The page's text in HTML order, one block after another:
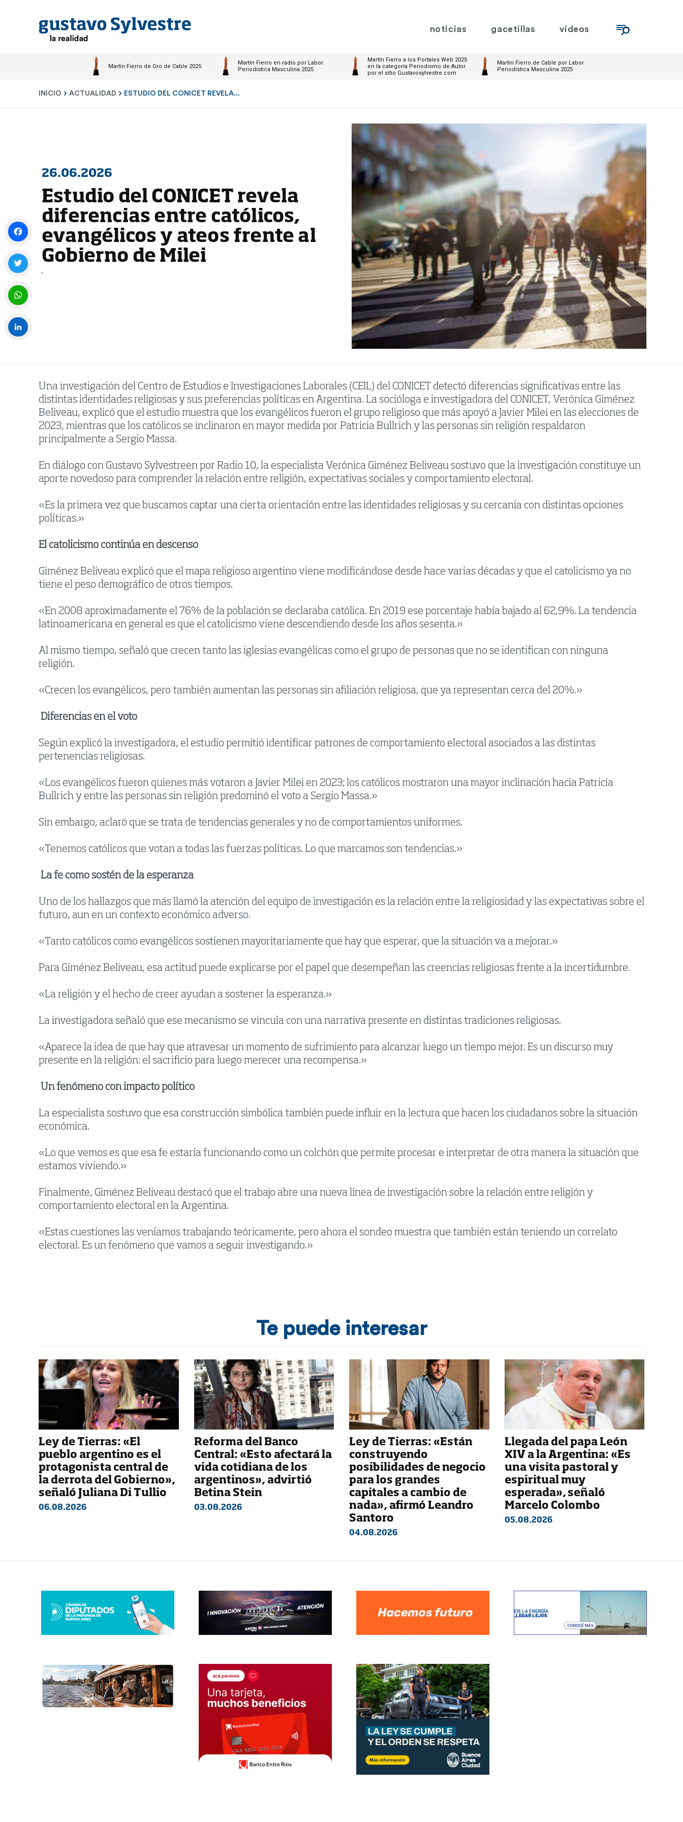
noticias gacetillas videos
Martín Fierro de Oro de Cable 2025
Martín Fierro en radio por Labor
Periodística Masculina 2025
Martín Fierro a los Portales Web 2025
en la categoría Periodismo de Autor
por el sitio Gustavosylvestre.com
Martín Fierro de Cable por Labor
Periodística Masculina 2025
INICIO ACTUALIDAD ESTUDIO DEL CONICET REVELA...
26.06.2026
Estudio del CONICET revela
diferencias entre católicos,
evangélicos y ateos frente al
Gobierno de Milei
Una investigación del Centro de Estudios e Investigaciones Laborales (CEIL) del CONICET detectó diferencias significativas entre las
distintas identidades religiosas y sus preferencias políticas en Argentina. La socióloga e investigadora del CONICET, Verónica Giménez
Beliveau, explicó que el estudio muestra que los evangélicos fueron el grupo religioso que más apoyó a Javier Milei en las elecciones de
2023, mientras que los católicos se inclinaron en mayor medida por Patricia Bullrich y las personas sin religión respaldaron
principalmente a Sergio Massa.
En diálogo con Gustavo Sylvestreen por Radio 10, la especialista Verónica Giménez Beliveau sostuvo que la investigación constituye un
aporte novedoso para comprender la relación entre religión, expectativas sociales y comportamiento electoral.
«Es la primera vez que buscamos captar una cierta orientación entre las identidades religiosas y su cercanía con distintas opciones
políticas.»
El catolicismo continúa en descenso
Giménez Beliveau explicó que el mapa religioso argentino viene modificándose desde hace varias décadas y que el catolicismo ya no
tiene el peso demográfico de otros tiempos.
«En 2008 aproximadamente el 76% de la población se declaraba católica. En 2019 ese porcentaje había bajado al 62,9%. La tendencia
latinoamericana en general es que el catolicismo viene descendiendo desde los años sesenta.»
Al mismo tiempo, señaló que crecen tanto las iglesias evangélicas como el grupo de personas que no se identifican con ninguna
religión.
«Crecen los evangélicos, pero también aumentan las personas sin afiliación religiosa, que ya representan cerca del 20%.»
Diferencias en el voto
Según explicó la investigadora, el estudio permitió identificar patrones de comportamiento electoral asociados a las distintas
pertenencias religiosas.
«Los evangélicos fueron quienes más votaron a Javier Milei en 2023; los católicos mostraron una mayor inclinación hacia Patricia
Bullrich y entre las personas sin religión predominó el voto a Sergio Massa.»
Sin embargo, aclaró que se trata de tendencias generales y no de comportamientos uniformes.
«Tenemos católicos que votan a todas las fuerzas políticas. Lo que marcamos son tendencias.»
La fe como sostén de la esperanza
Uno de los hallazgos que más llamó la atención del equipo de investigación es la relación entre la religiosidad y las expectativas sobre el
futuro, aun en un contexto económico adverso.
«Tanto católicos como evangélicos sostienen mayoritariamente que hay que esperar, que la situación va a mejorar.»
Para Giménez Beliveau, esa actitud puede explicarse por el papel que desempeñan las creencias religiosas frente a la incertidumbre.
«La religión y el hecho de creer ayudan a sostener la esperanza.»
La investigadora señaló que ese mecanismo se vincula con una narrativa presente en distintas tradiciones religiosas.
«Aparece la idea de que hay que atravesar un momento de sufrimiento para alcanzar luego un tiempo mejor. Es un discurso muy
presente en la religión: el sacrificio para luego merecer una recompensa.»
Un fenómeno con impacto político
La especialista sostuvo que esa construcción simbólica también puede influir en la lectura que hacen los ciudadanos sobre la situación
económica.
«Lo que vemos es que esa fe estaría funcionando como un colchón que permite procesar e interpretar de otra manera la situación que
estamos viviendo.»
Finalmente, Giménez Beliveau destacó que el trabajo abre una nueva línea de investigación sobre la relación entre religión y
comportamiento electoral en la Argentina.
«Estas cuestiones las veníamos trabajando teóricamente, pero ahora el sondeo muestra que también están teniendo un correlato
electoral. Es un fenómeno que vamos a seguir investigando.»
Te puede interesar
Ley de Tierras: «El
pueblo argentino es el
protagonista central de
la derrota del Gobierno»,
señaló Juliana Di Tullio
06.08.2026
Reforma del Banco
Central: «Esto afectará la
vida cotidiana de los
argentinos», advirtió
Betina Stein
03.08.2026
Ley de Tierras: «Están
construyendo
posibilidades de negocio
para los grandes
capitales a cambio de
nada», afirmó Leandro
Santoro
04.08.2026
Llegada del papa León
XIV a la Argentina: «Es
una visita pastoral y
espiritual muy
esperada», señaló
Marcelo Colombo
05.08.2026
Facebook
Twitter
WhatsApp